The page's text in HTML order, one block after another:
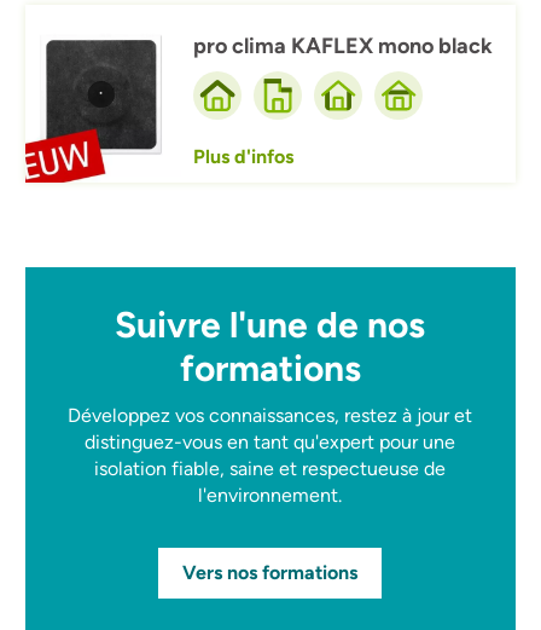
pro clima KAFLEX mono black
Plus d'infos
Suivre l'une de nos
formations
Développez vos connaissances, restez à jour et
distinguez-vous en tant qu'expert pour une
isolation fiable, saine et respectueuse de
l'environnement.
Vers nos formations